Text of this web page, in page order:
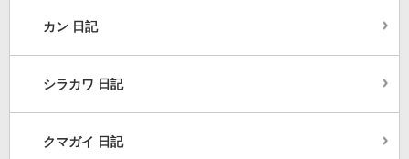
カン 日記
シラカワ 日記
クマガイ 日記